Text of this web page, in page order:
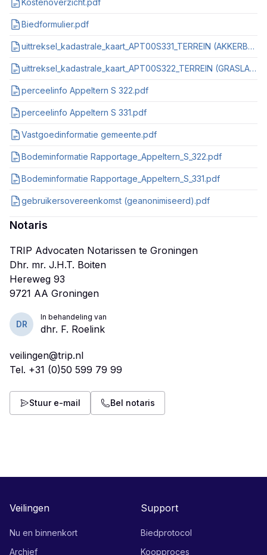
Kostenoverzicht.pdf
Biedformulier.pdf
uittreksel_kadastrale_kaart_APT00S331_TERREIN (AKKERBOUW)_14-02-2024_16-39-45.pdf
uittreksel_kadastrale_kaart_APT00S322_TERREIN (GRASLAND)_14-02-2024_16-39-19.pdf
perceelinfo Appeltern S 322.pdf
perceelinfo Appeltern S 331.pdf
Vastgoedinformatie gemeente.pdf
Bodeminformatie Rapportage_Appeltern_S_322.pdf
Bodeminformatie Rapportage_Appeltern_S_331.pdf
gebruikersovereenkomst (geanonimiseerd).pdf
Notaris
TRIP Advocaten Notarissen te Groningen
Dhr. mr. J.H.T. Boiten
Hereweg 93
DR
In behandeling van
dhr. F. Roelink
veilingen@trip.nl
Tel. +31 (0)50 599 79 99
Stuur e-mail Bel notaris
Veilingen
Nu en binnenkort
Archief
Support
Biedprotocol
Koopproces